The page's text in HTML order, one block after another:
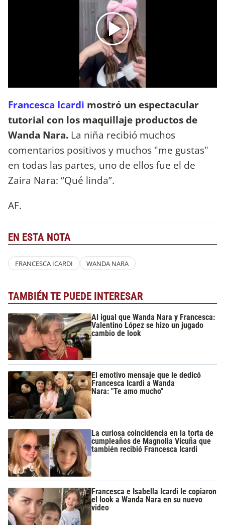
Francesca Icardi mostró un espectacular
tutorial con los maquillaje productos de
Wanda Nara. La niña recibió muchos
comentarios positivos y muchos "me gustas"
en todas las partes, uno de ellos fue el de
Zaira Nara: “Qué linda”.
AF.
EN ESTA NOTA
FRANCESCA ICARDI WANDA NARA
TAMBIÉN TE PUEDE INTERESAR
Al igual que Wanda Nara y Francesca:
Valentino López se hizo un jugado
cambio de look
El emotivo mensaje que le dedicó
Francesca Icardi a Wanda
Nara: "Te amo mucho"
La curiosa coincidencia en la torta de
cumpleaños de Magnolia Vicuña que
también recibió Francesca Icardi
Francesca e Isabella Icardi le copiaron
el look a Wanda Nara en su nuevo
video